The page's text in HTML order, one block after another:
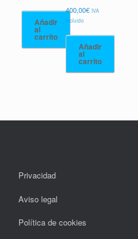
Añadir
al
carrito
400,00€ IVA
incluido
Añadir
al
carrito
Privacidad
Aviso legal
Política de cookies